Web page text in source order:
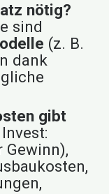
nötig?
sind
(z. B.
dank
gibt
Gewinn),